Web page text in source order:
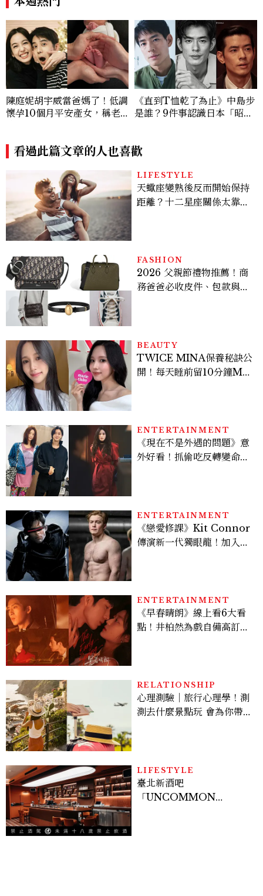
陳庭妮胡宇威當爸媽了！低調
懷孕10個月平安產女，稱老
《直到T恤乾了為止》中島步
是誰？9件事認識日本「昭和
看過此篇文章的人也喜歡
LIFESTYLE
天蠍座變熟後反而開始保持
距離？十二星座關係太靠近
FASHION
2026 父親節禮物推薦！商
務爸爸必收皮件、包款與鞋
BEAUTY
TWICE MINA保養秘訣公
開！每天睡前留10分鐘ME
ENTERTAINMENT
《現在不是外遇的問題》意
外好看！抓偷吃反轉變命
看點懶人包
ENTERTAINMENT
《戀愛修課》Kit Connor
傳演新一代獨眼龍！加入新
ENTERTAINMENT
《早春晴朗》線上看6大看
點！井柏然為戲自備高訂，
RELATIONSHIP
心理測驗｜旅行心理學！測
測去什麼景點玩 會為你帶來
LIFESTYLE
臺北新酒吧
「UNCOMMON